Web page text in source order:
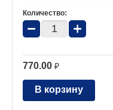
Количество:
− +
770.00 ₽
В корзину